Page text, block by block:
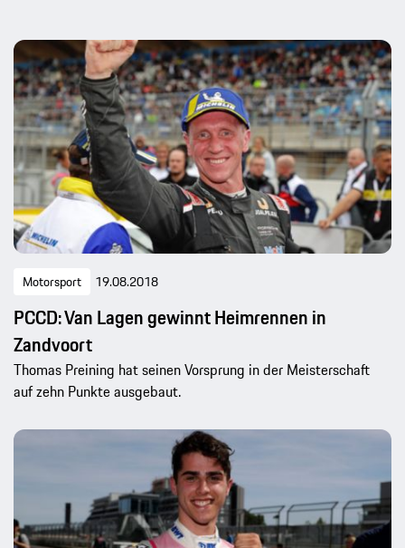
Motorsport 19.08.2018
PCCD: Van Lagen gewinnt Heimrennen in
Zandvoort
Thomas Preining hat seinen Vorsprung in der Meisterschaft
auf zehn Punkte ausgebaut.